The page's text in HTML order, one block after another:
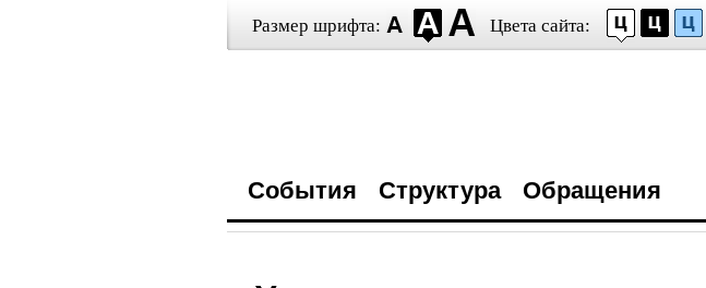
Размер шрифта: Цвета сайта:
События Структура Обращения